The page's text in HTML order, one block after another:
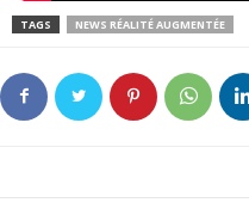
TAGS NEWS RÉALITÉ AUGMENTÉE